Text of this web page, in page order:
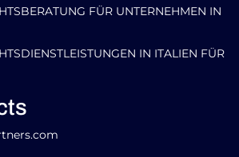
FÜR UNTERNEHMEN IN
IN ITALIEN FÜR